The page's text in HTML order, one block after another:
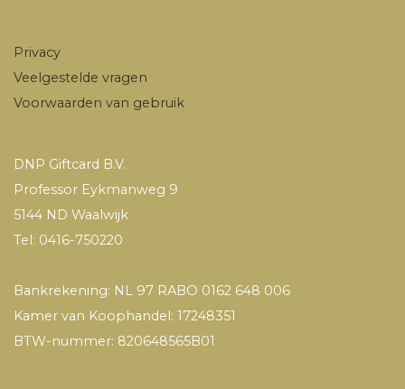
Privacy
Veelgestelde vragen
Voorwaarden van gebruik
DNP Giftcard B.V.
Professor Eykmanweg 9
5144 ND Waalwijk
Tel: 0416-750220
Bankrekening: NL 97 RABO 0162 648 006
Kamer van Koophandel: 17248351
BTW-nummer: 820648565B01